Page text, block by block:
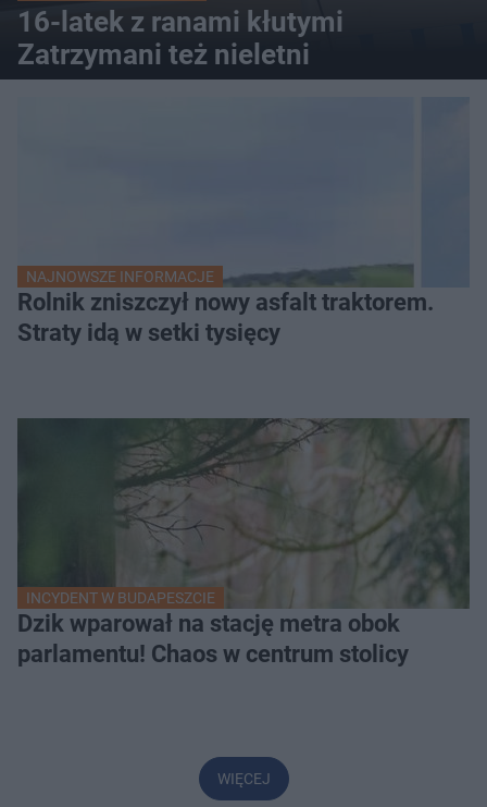
16-latek z ranami kłutymi
Zatrzymani też nieletni
NAJNOWSZE INFORMACJE
Rolnik zniszczył nowy asfalt traktorem.
Straty idą w setki tysięcy
INCYDENT W BUDAPESZCIE
Dzik wparował na stację metra obok
parlamentu! Chaos w centrum stolicy
WIĘCEJ